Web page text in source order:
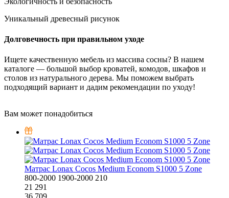
Уникальный древесный рисунок
Долговечность при правильном уходе
Ищете качественную мебель из массива сосны? В нашем
каталоге — большой выбор кроватей, комодов, шкафов и
столов из натурального дерева. Мы поможем выбрать
подходящий вариант и дадим рекомендации по уходу!
Вам может понадобиться
Матрас Lonax Cocos Medium Econom S1000 5 Zone
800-2000 1900-2000 210
21 291
36 709